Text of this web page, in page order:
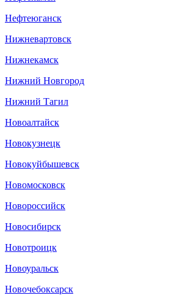
Нефтеюганск
Нижневартовск
Нижнекамск
Нижний Новгород
Нижний Тагил
Новоалтайск
Новокузнецк
Новокуйбышевск
Новомосковск
Новороссийск
Новосибирск
Новотроицк
Новоуральск
Новочебоксарск